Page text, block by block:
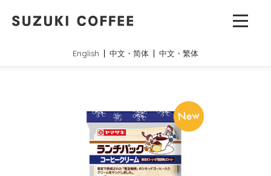
English 中文・简体 中文・繁体